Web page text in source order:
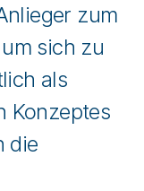
zum
sich zu
als
Konzeptes
die